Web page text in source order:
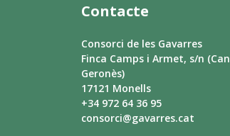
Contacte
Consorci de les Gavarres
Finca Camps i Armet, s/n (Can
Geronès)
17121 Monells
+34 972 64 36 95
consorci@gavarres.cat